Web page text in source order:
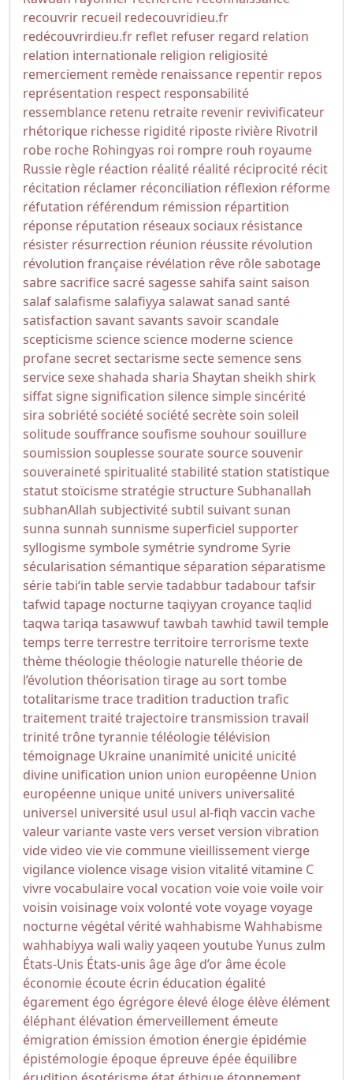
recouvrir recueil redecouvridieu.fr
redécouvrirdieu.fr reflet refuser regard relation
relation internationale religion religiosité
remerciement remède renaissance repentir repos
représentation respect responsabilité
ressemblance retenu retraite revenir revivificateur
rhétorique richesse rigidité riposte rivière Rivotril
robe roche Rohingyas roi rompre rouh royaume
Russie règle réaction réalité réalité réciprocité récit
récitation réclamer réconciliation réflexion réforme
réfutation référendum rémission répartition
réponse réputation réseaux sociaux résistance
résister résurrection réunion réussite révolution
révolution française révélation rêve rôlesabotage
sabresacrificesacrésagessesahifa saintsaison
salafsalafismesalafiyya salawatsanad santé
satisfaction savantsavants savoirscandale
scepticismesciencescience modernescience
profanesecretsectarismesectesemencesens
servicesexeshahada sharia Shaytan sheikh shirk
siffatsignesignification silencesimplesincérité
sira sobriétésociétésociété secrètesoin soleil
solitudesouffrancesoufismesouhoursouillure
soumission souplessesouratesourcesouvenir
souverainetéspiritualitéstabilitéstation statistique
statutstoïcismestratégiestructureSubhanallah
subhanAllah subjectivitésubtil suivantsunan
sunna sunnah sunnismesuperficiel supporter
syllogismesymbolesymétriesyndromeSyrie
sécularisation sémantiqueséparation séparatisme
sérietabi‘in table servietadabburtadabourtafsir
tafwid tapage nocturnetaqiyyan croyancetaqlid
taqwa tariqa tasawwuftawbah tawhid tawil temple
temps terreterrestreterritoireterrorismetexte
thèmethéologiethéologie naturellethéorie de
l’évolution théorisation tirage au sorttombe
totalitarismetracetradition traduction trafic
traitementtraitétrajectoiretransmission travail
trinitétrônetyrannietéléologietélévision
témoignage Ukraine unanimité unicité unicité
divine unification union union européenne Union
européenne unique unité univers universalité
universel université usul usul al-fiqh vaccin vache
valeurvariantevastevers versetversion vibration
videvideo vievie communevieillissementvierge
vigilanceviolencevisagevision vitalitévitamine C
vivrevocabulairevocal vocation voievoievoilevoir
voisin voisinagevoixvolontévotevoyagevoyage
nocturnevégétal véritéwahhabismeWahhabisme
wahhabiyya wali waliyyaqeen youtubeYunus zulm
États-Unis États-unis âgeâge d’orâme école
économie écoute écrin éducation égalité
égarement égo égrégore élevé éloge élève élément
éléphant élévation émerveillement émeute
émigration émission émotion énergie épidémie
épistémologie époque épreuve épée équilibre